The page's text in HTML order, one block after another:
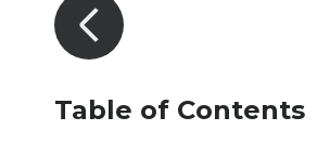
Table of Contents